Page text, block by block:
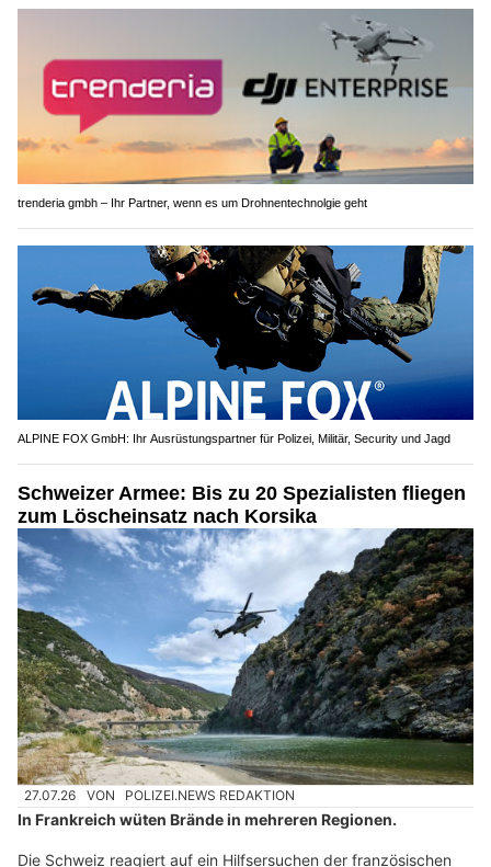
trenderia gmbh – Ihr Partner, wenn es um Drohnentechnolgie geht
ALPINE FOX GmbH: Ihr Ausrüstungspartner für Polizei, Militär, Security und Jagd
Schweizer Armee: Bis zu 20 Spezialisten fliegen
zum Löscheinsatz nach Korsika
27.07.26 VON POLIZEI.NEWS REDAKTION
In Frankreich wüten Brände in mehreren Regionen.
Die Schweiz reagiert auf ein Hilfsersuchen der französischen